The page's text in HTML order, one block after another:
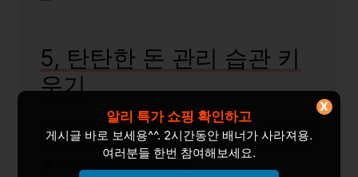
5, 탄탄한 돈 관리 습관 키
우기
대출을 통해 재정 건전성을 향상시키세요. 돈 관리 습
관을 개선하고 지출을 줄이세요. 안정적인 재무 미래
알리 특가 쇼핑 확인하고
게시글 바로 보세용^^. 2시간동안 배너가 사라져용.
여러분들 한번 참여해보세요.
X